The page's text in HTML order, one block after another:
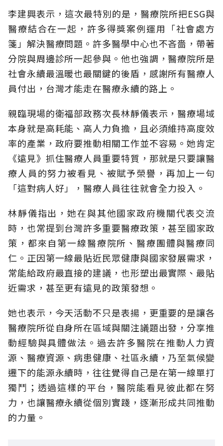
李建興表示，這次最特別的是，醫療院所把ESG與
醫療結合在一起，許多得獎案例運用「社會處方
箋」解決醫療問題。許多醫學中心也不吝嗇，帶著
分院與周邊診所一起參與。他也強調，醫療院所是
社會永續最溫暖也最關鍵的後盾，感謝所有醫療人
員付出，台灣才能走在醫療永續的路上。
親臨現場的衛福部政務次長林靜儀表示，醫療場域
本身就是高耗能、高人力負擔，且必須維持高度效
率的產業，政府要推動相關工作並不容易。她肯定
《遠見》抓住醫療人員重要特質，那就是只要讓醫
療人員的努力被看見、被賦予榮譽，再加上一句
「這對病人好」，醫療人員往往就會全力投入。
林靜儀指出，她在與其他國家政府機關代表交流
時，也常提到台灣許多重要醫療政策，甚至國家政
策，都來自第一線醫療院所、醫療團體與醫療同
仁。正因第一線最貼近民眾健康與國家發展需求，
常能給政府最直接的建議，也形塑出最實際、最貼
近需求，甚至更有遠見的政策發想。
她也表示，今天活動不只是表揚，更重要的是讓各
醫療院所從自身所在區域與關注議題出發，分享推
動經驗與具體做法。過去許多醫院在推動人力資
源、醫療資源、病患健康、社區永續，乃至氣候變
遷下的能源永續時，往往覺得自己是在第一線單打
獨鬥；透過這樣的平台，醫院能看見彼此都在努
力，也讓醫療永續從個別實踐，逐漸形成共同推動
的力量。